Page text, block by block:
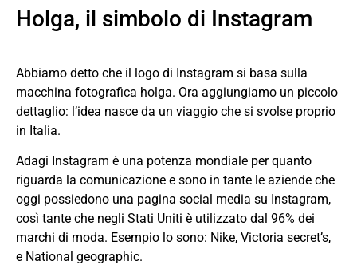
Holga, il simbolo di Instagram
Abbiamo detto che il logo di Instagram si basa sulla
macchina fotografica holga. Ora aggiungiamo un piccolo
dettaglio: l’idea nasce da un viaggio che si svolse proprio
in Italia.
Adagi Instagram è una potenza mondiale per quanto
riguarda la comunicazione e sono in tante le aziende che
oggi possiedono una pagina social media su Instagram,
così tante che negli Stati Uniti è utilizzato dal 96% dei
marchi di moda. Esempio lo sono: Nike, Victoria secret’s,
e National geographic.